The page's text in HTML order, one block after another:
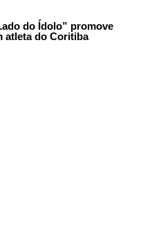
do Ídolo” promove
atleta do Coritiba